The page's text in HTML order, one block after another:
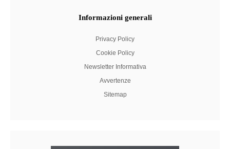
Informazioni generali
Privacy Policy
Cookie Policy
Newsletter Informativa
Avvertenze
Sitemap